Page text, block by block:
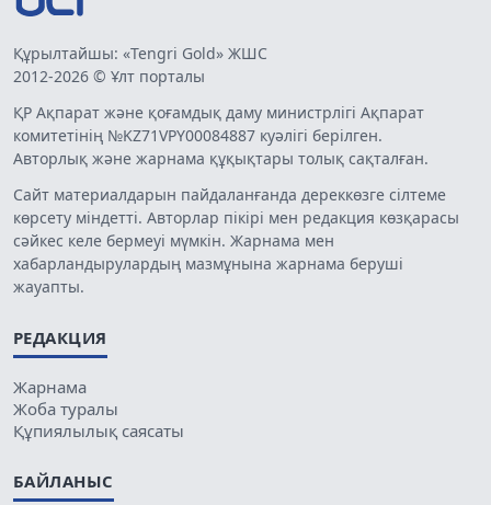
Құрылтайшы: «Tengri Gold» ЖШС
2012-2026 © Ұлт порталы
ҚР Ақпарат және қоғамдық даму министрлігі Ақпарат
комитетінің №KZ71VPY00084887 куәлігі берілген.
Авторлық және жарнама құқықтары толық сақталған.
Сайт материалдарын пайдаланғанда дереккөзге сілтеме
көрсету міндетті. Авторлар пікірі мен редакция көзқарасы
сәйкес келе бермеуі мүмкін. Жарнама мен
хабарландырулардың мазмұнына жарнама беруші
жауапты.
РЕДАКЦИЯ
Жарнама
Жоба туралы
Құпиялылық саясаты
БАЙЛАНЫС